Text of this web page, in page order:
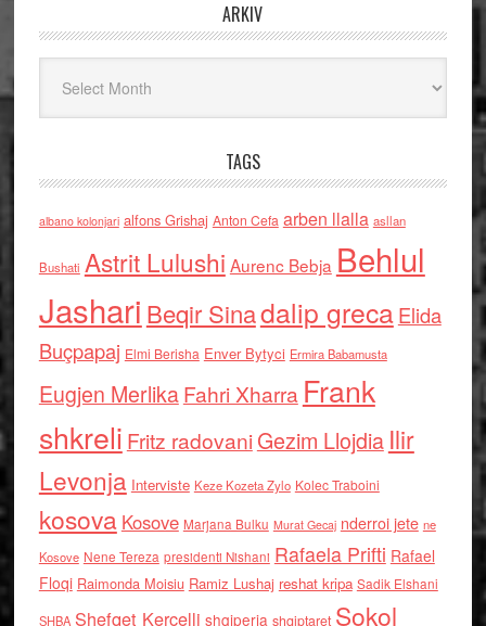
ARKIV
TAGS
albano kolonjari alfons Grishaj Anton Cefa arben llalla asllan
Bushati Astrit Lulushi Aurenc Bebja Behlul
Jashari Beqir Sinadalip grecaElida
Buçpapaj Elmi Berisha Enver Bytyci Ermira Babamusta
Eugjen MerlikaFahri Xharra Frank
shkreli Fritz radovaniGezim Llojdia Ilir
Levonja Interviste Keze Kozeta Zylo Kolec Traboini
kosova Kosove Marjana Bulku Murat Gecaj nderroi jete ne
Kosove Nene Tereza presidenti Nishani Rafaela Prifti Rafael
Floqi Raimonda Moisiu Ramiz Lushaj reshat kripa Sadik Elshani
SHBA Shefqet Kercelli shqiperia shqiptaret Sokol